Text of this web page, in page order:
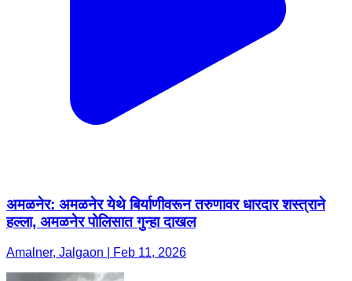
अमळनेर: अमळनेर येथे बिर्याणीवरून तरुणावर धारदार शस्त्राने
हल्ला, अमळनेर पोलिसात गुन्हा दाखल
Amalner, Jalgaon | Feb 11, 2026